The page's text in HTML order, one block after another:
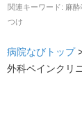
関連キーワード: 麻
つけ
病院なびトップ
外科ペインクリ